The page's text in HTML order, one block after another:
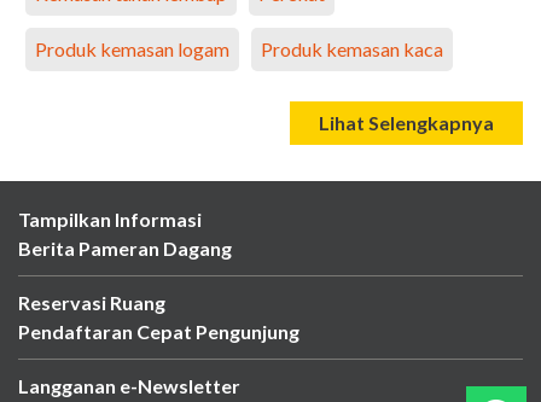
Produk kemasan logam Produk kemasan kaca
Lihat Selengkapnya
Tampilkan Informasi
Berita Pameran Dagang
Reservasi Ruang
Pendaftaran Cepat Pengunjung
Langganan e-Newsletter